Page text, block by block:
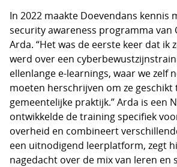
In 2022 maakte Doevendans kennis
security awareness programma van
Arda. “Het was de eerste keer dat ik
werd over een
ellenlange e-learnings, waar we zelf
moeten herschrijven om ze geschikt
gemeentelijke praktijk.” Arda is een
ontwikkelde de training specifiek
overheid en combineert
een uitnodigend leerplatform, zegt
nagedacht over de mix van leren en